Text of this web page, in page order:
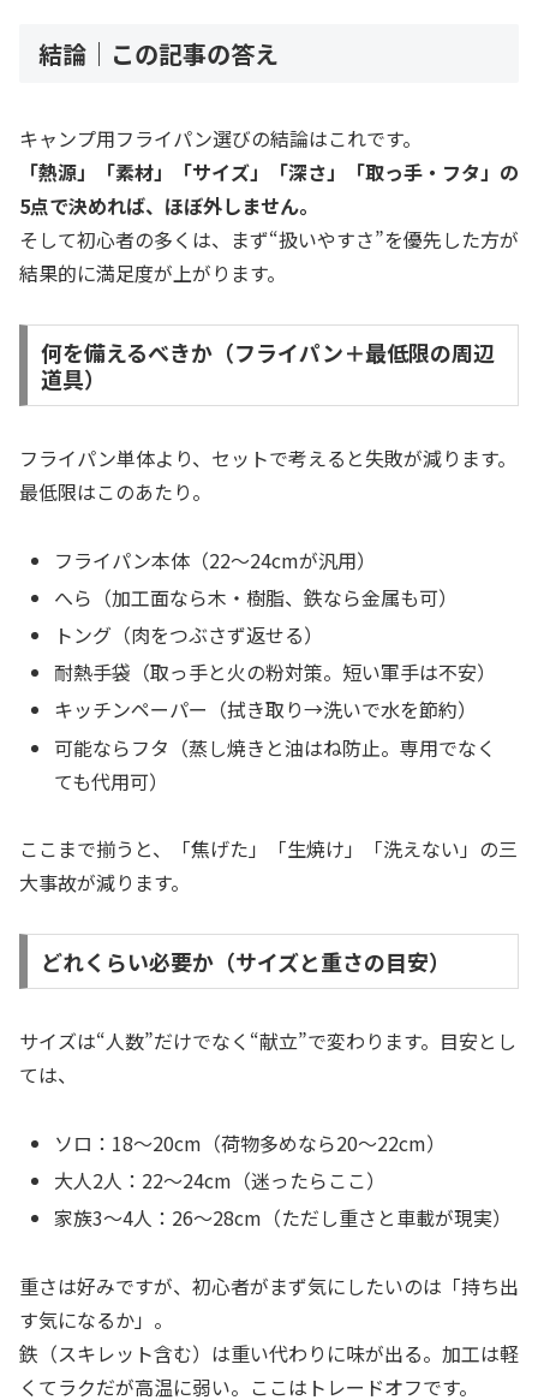
結論｜この記事の答え
キャンプ用フライパン選びの結論はこれです。
「熱源」「素材」「サイズ」「深さ」「取っ手・フタ」の
5点で決めれば、ほぼ外しません。
そして初心者の多くは、まず“扱いやすさ”を優先した方が
結果的に満足度が上がります。
何を備えるべきか（フライパン＋最低限の周辺
道具）
フライパン単体より、セットで考えると失敗が減ります。
最低限はこのあたり。
フライパン本体（22〜24cmが汎用）
へら（加工面なら木・樹脂、鉄なら金属も可）
トング（肉をつぶさず返せる）
耐熱手袋（取っ手と火の粉対策。短い軍手は不安）
キッチンペーパー（拭き取り→洗いで水を節約）
可能ならフタ（蒸し焼きと油はね防止。専用でなく
ても代用可）
ここまで揃うと、「焦げた」「生焼け」「洗えない」の三
大事故が減ります。
どれくらい必要か（サイズと重さの目安）
サイズは“人数”だけでなく“献立”で変わります。目安とし
ては、
ソロ：18〜20cm（荷物多めなら20〜22cm）
大人2人：22〜24cm（迷ったらここ）
家族3〜4人：26〜28cm（ただし重さと車載が現実）
重さは好みですが、初心者がまず気にしたいのは「持ち出
す気になるか」。
鉄（スキレット含む）は重い代わりに味が出る。加工は軽
くてラクだが高温に弱い。ここはトレードオフです。